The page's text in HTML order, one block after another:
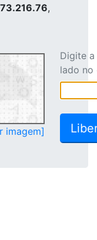
,
imagem]
Digite
lado no